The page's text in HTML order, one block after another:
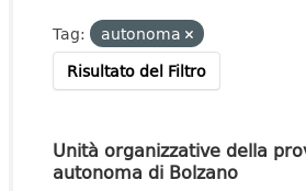
Tag:
autonoma
Risultato del Filtro
Unità organizzative della
autonoma di Bolzano